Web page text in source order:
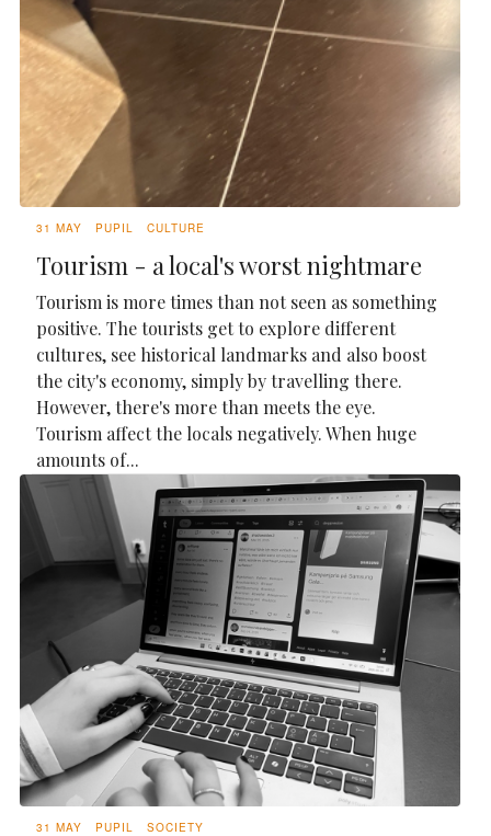
31 MAY PUPIL CULTURE
Tourism - a local's worst nightmare
Tourism is more times than not seen as something
positive. The tourists get to explore different
cultures, see historical landmarks and also boost
the city's economy, simply by travelling there.
However, there's more than meets the eye.
Tourism affect the locals negatively. When huge
amounts of...
31 MAY PUPIL SOCIETY